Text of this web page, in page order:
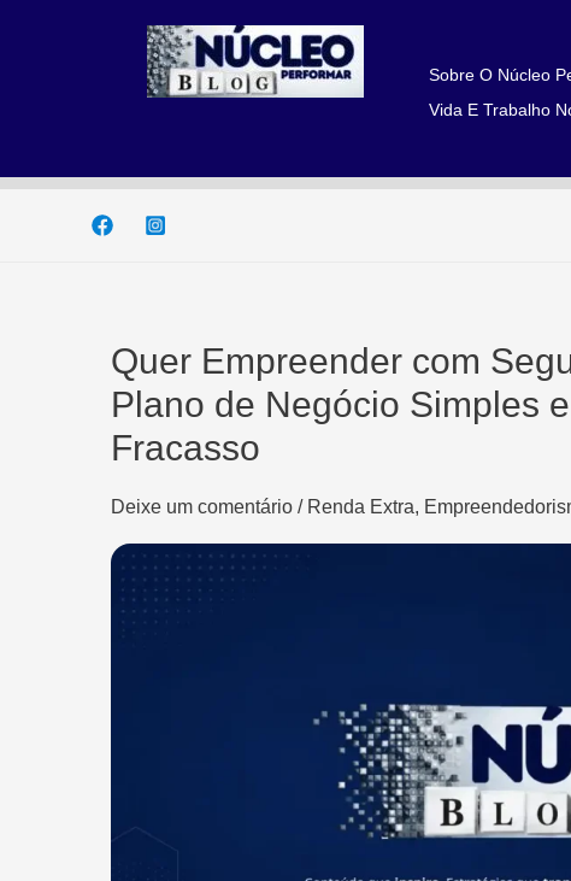
Sobre O Núcleo
Vida E Trabalho
Quer Empreender com
Plano de Negócio Simples
Fracasso
Deixe um comentário / Renda Extra,